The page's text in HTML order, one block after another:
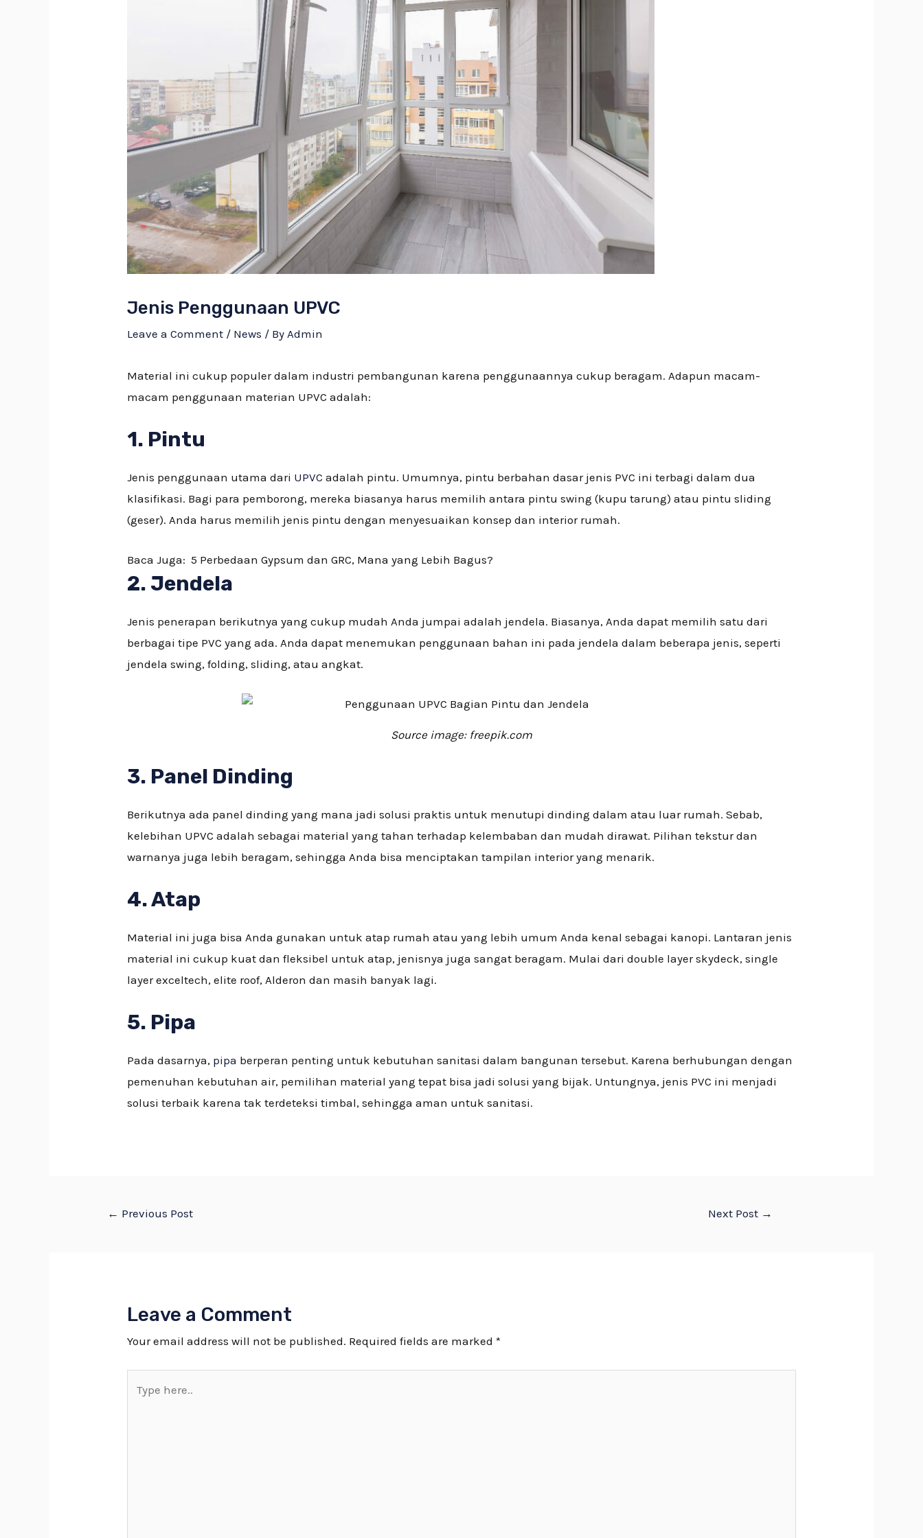
Jenis Penggunaan UPVC
Leave a Comment / News / By Admin
Material ini cukup populer dalam industri pembangunan karena penggunaannya cukup beragam. Adapun macam-
macam penggunaan materian UPVC adalah:
1. Pintu
Jenis penggunaan utama dari UPVC adalah pintu. Umumnya, pintu berbahan dasar jenis PVC ini terbagi dalam dua
klasifikasi. Bagi para pemborong, mereka biasanya harus memilih antara pintu swing (kupu tarung) atau pintu sliding
(geser). Anda harus memilih jenis pintu dengan menyesuaikan konsep dan interior rumah.
Baca Juga: 5 Perbedaan Gypsum dan GRC, Mana yang Lebih Bagus?
2. Jendela
Jenis penerapan berikutnya yang cukup mudah Anda jumpai adalah jendela. Biasanya, Anda dapat memilih satu dari
berbagai tipe PVC yang ada. Anda dapat menemukan penggunaan bahan ini pada jendela dalam beberapa jenis, seperti
jendela swing, folding, sliding, atau angkat.
Source image: freepik.com
3. Panel Dinding
Berikutnya ada panel dinding yang mana jadi solusi praktis untuk menutupi dinding dalam atau luar rumah. Sebab,
kelebihan UPVC adalah sebagai material yang tahan terhadap kelembaban dan mudah dirawat. Pilihan tekstur dan
warnanya juga lebih beragam, sehingga Anda bisa menciptakan tampilan interior yang menarik.
4. Atap
Material ini juga bisa Anda gunakan untuk atap rumah atau yang lebih umum Anda kenal sebagai kanopi. Lantaran jenis
material ini cukup kuat dan fleksibel untuk atap, jenisnya juga sangat beragam. Mulai dari double layer skydeck, single
layer exceltech, elite roof, Alderon dan masih banyak lagi.
5. Pipa
Pada dasarnya, pipa berperan penting untuk kebutuhan sanitasi dalam bangunan tersebut. Karena berhubungan dengan
pemenuhan kebutuhan air, pemilihan material yang tepat bisa jadi solusi yang bijak. Untungnya, jenis PVC ini menjadi
solusi terbaik karena tak terdeteksi timbal, sehingga aman untuk sanitasi.
← Previous Post Next Post →
Leave a Comment
Your email address will not be published. Required fields are marked*
here..